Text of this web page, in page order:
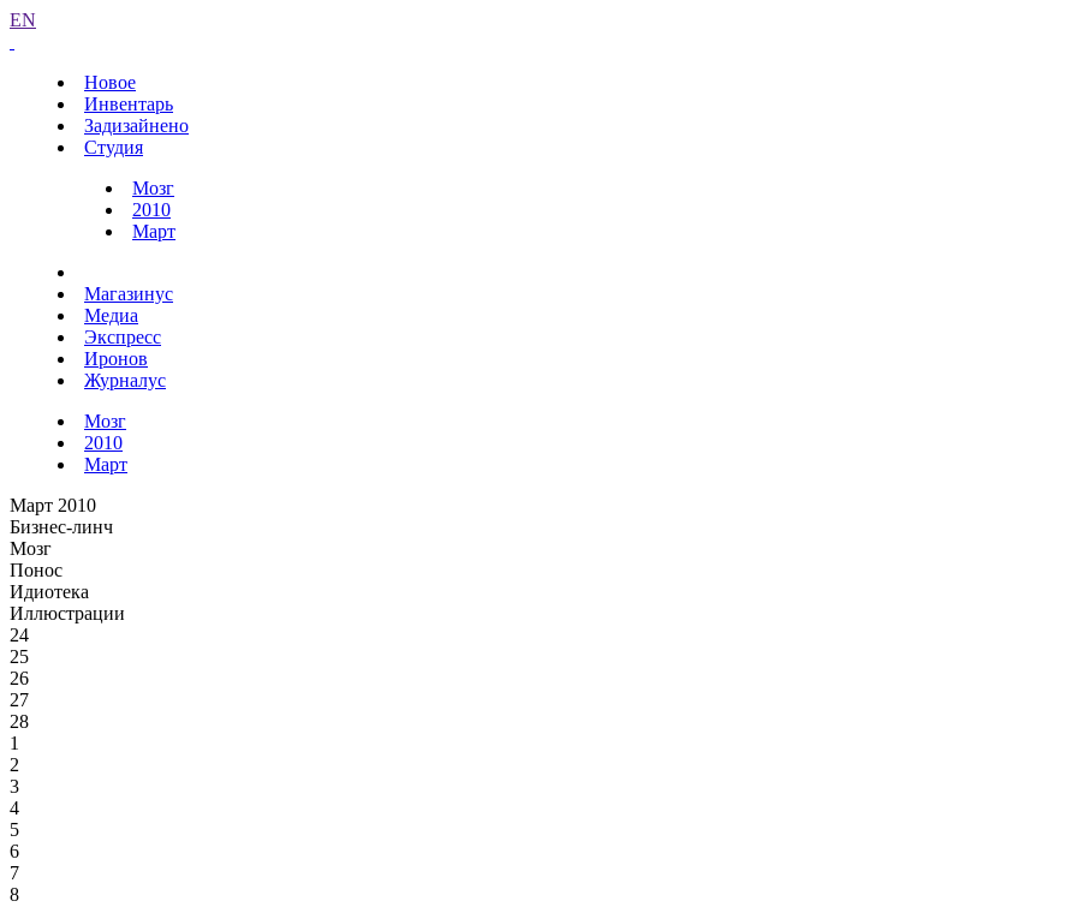
EN
Новое
Инвентарь
Задизайнено
Студия
Мозг
2010
Март
Магазинус
Медиа
Экспресс
Иронов
Журналус
Мозг
2010
Март
Март 2010
Бизнес-линч
Мозг
Понос
Идиотека
Иллюстрации
24
25
26
27
28
1
2
3
4
5
6
7
8